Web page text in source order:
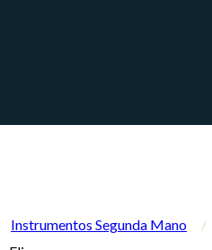
Instrumentos Segunda Mano /